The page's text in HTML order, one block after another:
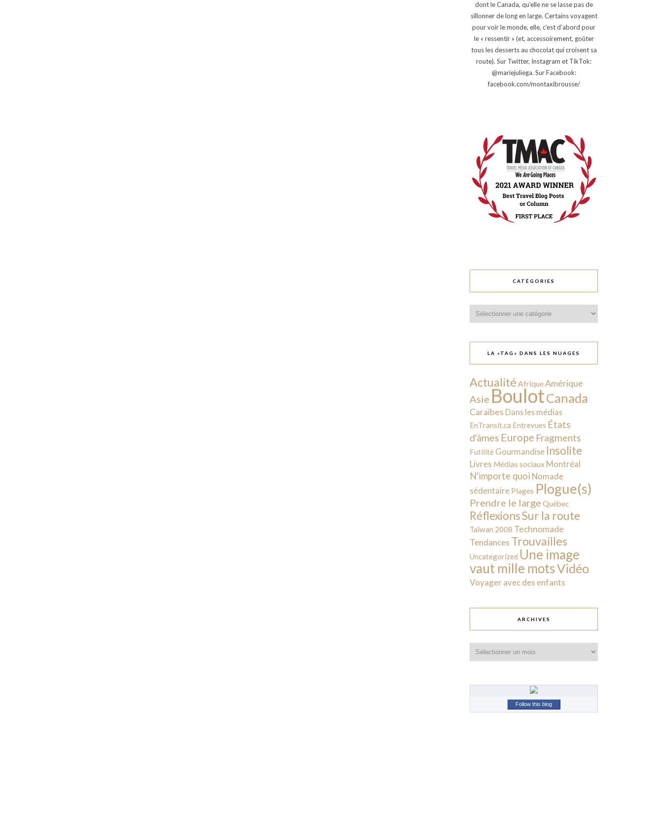
dont le Canada, qu'elle ne se lasse pas de
sillonner de long en large. Certains voyagent
pour voir le monde, elle, c’est d’abord pour
le « ressentir » (et, accessoirement, goûter
tous les desserts au chocolat qui croisent sa
route). Sur Twitter, Instagram et TikTok:
@mariejuliega. Sur Facebook:
facebook.com/montaxibrousse/
CATÉGORIES
LA «TAG» DANS LES NUAGES
Actualité AfriqueAmérique
Asie BoulotCanada
Caraïbes Dans les médias
EnTransit.ca Entrevues États
d'âmes Europe Fragments
Futilité Gourmandise Insolite
Livres Médias sociaux Montréal
N'importe quoi Nomade
sédentaire Plages Plogue(s)
Prendre le large Québec
RéflexionsSur la route
Taïwan 2008 Technomade
Tendances Trouvailles
Uncategorized Une image
vaut mille motsVidéo
Voyager avec des enfants
ARCHIVES
Follow this blog